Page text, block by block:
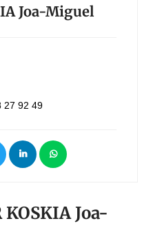
Joa-Miguel
27 92 49
Joa-